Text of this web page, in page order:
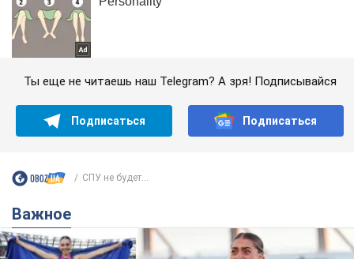
Ты еще не читаешь наш Telegram? А зря! Подписывайся
Подписаться Подписаться
СПУ не будет...
Важное